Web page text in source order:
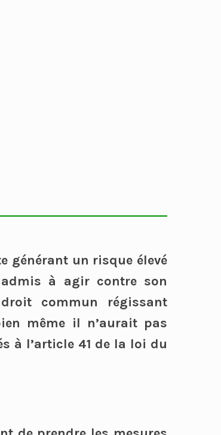
générant un risque élevé
à agir contre son
commun régissant
même il n’aurait pas
à l’article 41 de la loi du